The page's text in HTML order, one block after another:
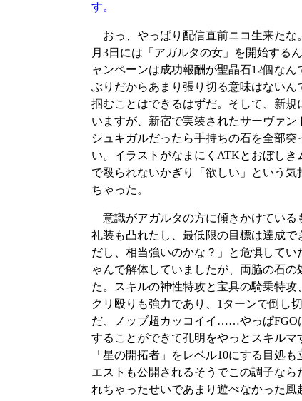
す。
おっ、やっぱり配信直前ニコ生来たな
月3日には「アガルタの女」を開始す
ャンペーンは成功報酬が聖晶石12個な
ぶりだからあまり張り切る意味はない
掴むことはできるはずだ。そして、新
いますが、新宿で実装されたサーヴァ
シュキガルだったら手持ちの石を全部
い。イラストがなまにくATKとおぼし
で殴られないかぎり「欲しい」という
ちゃった。
意識がアガルタの方に傾きかけている
礼装も凸れたし、最低限の目標は達成
だし、相当強いのかな？」と危惧して
ゃんで解体していましたが、両脇の石
た。スキルの神性特攻と宝具の騎乗特
クリ殴りも強力であり、1ターンで倒し
だ、ノッブ超カッコイイ……やっぱFGO
することができて孔明をやっとスキル
「星の開拓者」をレベル10にする目処
エストも公開されるそうでこの調子な
れちゃったせいであまり遊べなかった